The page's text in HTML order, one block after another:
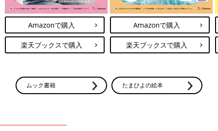
秋～冬に出産を備えている妊婦さん、肌着・ウ
エアはもうそろえましたか？「洗濯物が乾かな
いから多めにいる？」「寒い地域だからあった
か素材のほうがいい？」など、秋冬だからこそ
悩むことも多いですよね。肌着・ウエアのそろ
え方と着せ方のコツを紹介します。
プチバトーのお洋服たちはいかがでしたか？清潔感のある優しい
今がおすすめですよ。ぜひ店舗やネットでチェックしてみてくだ
さいね。
があります。あらかじめご了承ください。
Amazonで購入
楽天ブックスで購入
Amazonで購入
楽天ブックスで購入
ムック書籍 たまひよの絵本